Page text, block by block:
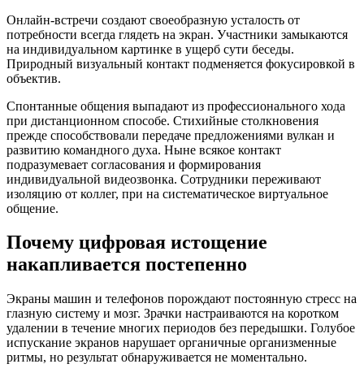
Онлайн-встречи создают своеобразную усталость от
потребности всегда глядеть на экран. Участники замыкаются
на индивидуальном картинке в ущерб сути беседы.
Природный визуальный контакт подменяется фокусировкой в
объектив.
Спонтанные общения выпадают из профессионального хода
при дистанционном способе. Стихийные столкновения
прежде способствовали передаче предложениями вулкан и
развитию командного духа. Ныне всякое контакт
подразумевает согласования и формирования
индивидуальной видеозвонка. Сотрудники переживают
изоляцию от коллег, при на систематическое виртуальное
общение.
Почему цифровая истощение
накапливается постепенно
Экраны машин и телефонов порождают постоянную стресс на
глазную систему и мозг. Зрачки настраиваются на коротком
удалении в течение многих периодов без передышки. Голубое
испускание экранов нарушает органичные организменные
ритмы, но результат обнаруживается не моментально.